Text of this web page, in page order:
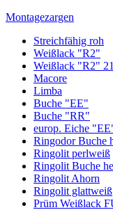
Montagezargen
Streichfähig roh
Weißlack "R2"
Weißlack "R2"
Macore
Limba
Buche "EE"
Buche "RR"
europ. Eiche
Ringodor Buche
Ringolit perlweiß
Ringolit Buche
Ringolit Ahorn
Ringolit glattweiß
Prüm Weißlack